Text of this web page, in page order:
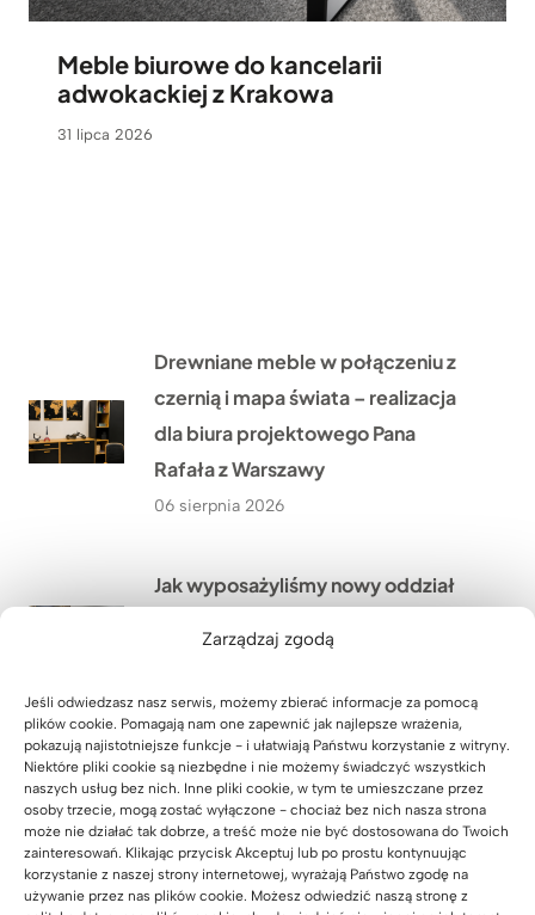
Zarządzaj zgodą
Jeśli odwiedzasz nasz serwis, możemy zbierać informacje za pomocą
plików cookie. Pomagają nam one zapewnić jak najlepsze wrażenia,
pokazują najistotniejsze funkcje - i ułatwiają Państwu korzystanie z witryny.
Niektóre pliki cookie są niezbędne i nie możemy świadczyć wszystkich
naszych usług bez nich. Inne pliki cookie, w tym te umieszczane przez
osoby trzecie, mogą zostać wyłączone - chociaż bez nich nasza strona
może nie działać tak dobrze, a treść może nie być dostosowana do Twoich
zainteresowań. Klikając przycisk Akceptuj lub po prostu kontynuując
korzystanie z naszej strony internetowej, wyrażają Państwo zgodę na
używanie przez nas plików cookie. Możesz odwiedzić naszą stronę z
Meble biurowe do kancelarii
adwokackiej z Krakowa
31 lipca 2026
Drewniane meble w połączeniu z
czernią i mapa świata – realizacja
dla biura projektowego Pana
Rafała z Warszawy
06 sierpnia 2026
Jak wyposażyliśmy nowy oddział
Szach Mat w Jarosławiu?
05 sierpnia 2026
Nowoczesne stanowiska obsługi
klienta dla firmy ANDRA Andrzej
Dąbek w Opatowie niedaleko
Wrocławia